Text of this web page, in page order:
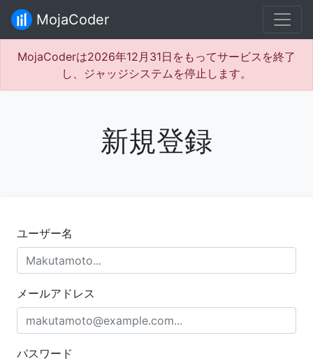
MojaCoder
MojaCoderは2026年12月31日をもってサービスを終了
し、ジャッジシステムを停止します。
新規登録
ユーザー名
メールアドレス
パスワード